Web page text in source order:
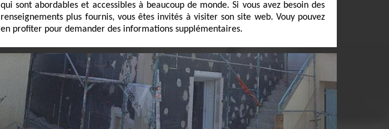
qui sont abordables et accessibles à beaucoup de monde. Si vous avez besoin des
renseignements plus fournis, vous êtes invités à visiter son site web. Vouy pouvez
en profiter pour demander des informations supplémentaires.